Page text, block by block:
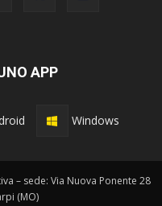
APP
Windows
– sede: Via Nuova Ponente 28
(MO)